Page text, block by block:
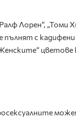
Лорен“, „Томи
с